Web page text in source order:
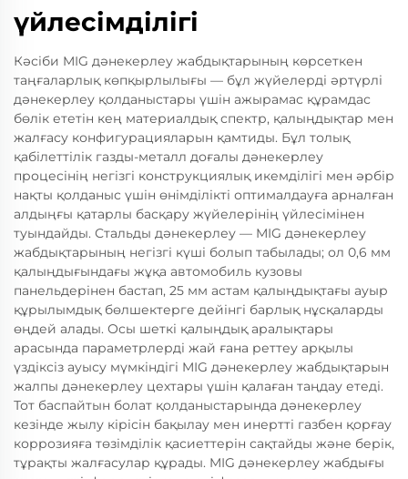
үйлесімділігі
Кәсіби MIG дәнекерлеу жабдықтарының көрсеткен
таңғаларлық көпқырлылығы — бұл жүйелерді әртүрлі
дәнекерлеу қолданыстары үшін ажырамас құрамдас
бөлік ететін кең материалдық спектр, қалыңдықтар мен
жалғасу конфигурацияларын қамтиды. Бұл толық
қабілеттілік газды-металл доғалы дәнекерлеу
процесінің негізгі конструкциялық икемділігі мен әрбір
нақты қолданыс үшін өнімділікті оптималдауға арналған
алдыңғы қатарлы басқару жүйелерінің үйлесімінен
туындайды. Стальды дәнекерлеу — MIG дәнекерлеу
жабдықтарының негізгі күші болып табылады; ол 0,6 мм
қалыңдығындағы жұқа автомобиль кузовы
панельдерінен бастап, 25 мм астам қалыңдықтағы ауыр
құрылымдық бөлшектерге дейінгі барлық нұсқаларды
өңдей алады. Осы шеткі қалыңдық аралықтары
арасында параметрлерді жай ғана реттеу арқылы
үздіксіз ауысу мүмкіндігі MIG дәнекерлеу жабдықтарын
жалпы дәнекерлеу цехтары үшін қалаған таңдау етеді.
Тот баспайтын болат қолданыстарында дәнекерлеу
кезінде жылу кірісін бақылау мен инертті газбен қорғау
коррозияға төзімділік қасиеттерін сақтайды және берік,
тұрақты жалғасулар құрады. MIG дәнекерлеу жабдығы